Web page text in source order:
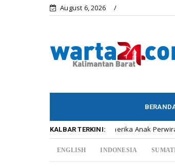
August 6, 2026
KALBAR TERKINI:
Di Amerika Anak Perwira Polisi Tega
ENGLISH INDONESIA